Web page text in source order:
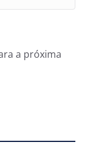
a próxima